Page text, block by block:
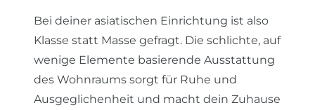
Bei deiner asiatischen Einrichtung ist also
Klasse statt Masse gefragt. Die schlichte, auf
wenige Elemente basierende Ausstattung
des Wohnraums sorgt für Ruhe und
Ausgeglichenheit und macht dein Zuhause